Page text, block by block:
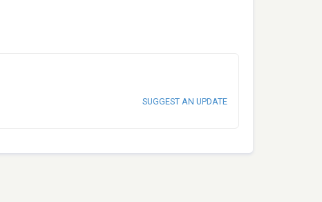
SUGGEST AN UPDATE